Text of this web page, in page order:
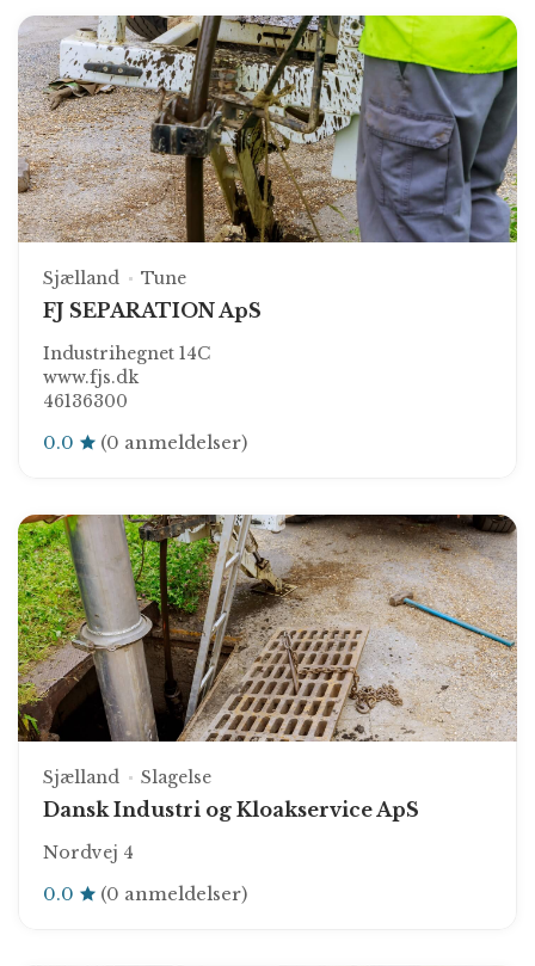
Sjælland Tune
FJ SEPARATION ApS
Industrihegnet 14C
www.fjs.dk
46136300
0.0 (0 anmeldelser)
Sjælland Slagelse
Dansk Industri og Kloakservice ApS
Nordvej 4
0.0 (0 anmeldelser)